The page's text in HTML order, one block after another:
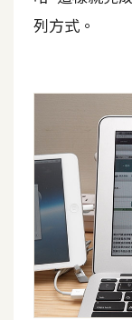
H
P
D
k
r
伺
服
器
列方式。